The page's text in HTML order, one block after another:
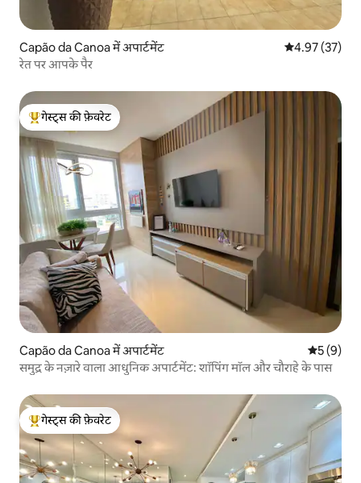
Capão da Canoa में अपार्टमेंट औसत रेटिंग 5 में
4.97 (37)
रेत पर आपके पैर
गेस्ट्स का टॉप फ़ेवरेट
गेस्ट्स की फ़ेवरेट
Capão da Canoa में अपार्टमेंट औसत रेटिंग
5 (9)
समुद्र के नज़ारे वाला आधुनिक अपार्टमेंट: शॉपिंग मॉल और चौराहे के पास
गेस्ट्स का टॉप फ़ेवरेट
गेस्ट्स की फ़ेवरेट